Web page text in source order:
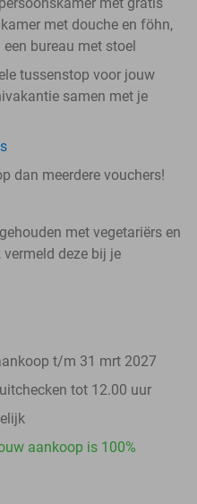
met douche en föhn,
bureau met stoel
tussenstop voor jouw
samen met je
dan meerdere vouchers!
met vegetariërs en
deze bij je
t/m 31 mrt 2027
tot 12.00 uur
aankoop is 100%